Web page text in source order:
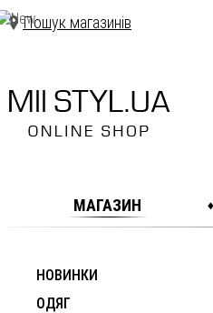
Пошук магазинів
МАГАЗИН
НОВИНКИ
ОДЯГ